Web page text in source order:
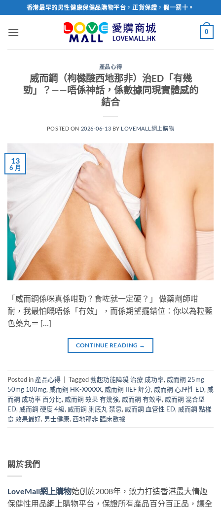
to
content
香港最早的男性健康保健品購物平台，正貨保證，假一罰十。
0
產品心得
威而鋼（枸櫞酸西地那非）治ED「有幾
勁」？——唔係神話，係數據同現實體感的
結合
POSTED ON 2026-06-13 BY LOVEMALL網上購物
13
6 月
「威而鋼係咪真係咁勁？食咗就一定硬？」 做藥劑師咁
耐，我最怕嘅唔係「冇效」，而係期望擺錯位：你以為粒藍
色藥丸＝ […]
CONTINUE READING →
Posted in 產品心得 Tagged勃起功能障礙 治療 成功率, 威而鋼 25mg
50mg 100mg, 威而鋼 HK-XXXXX, 威而鋼 IIEF 評分, 威而鋼 心理性 ED, 威
而鋼 成功率 百分比, 威而鋼 效果 有幾強, 威而鋼 有效率, 威而鋼 混合型
ED, 威而鋼 硬度 4級, 威而鋼 脷底丸 禁忌, 威而鋼 血管性 ED, 威而鋼 點樣
食 效果最好, 男士健康, 西地那非 臨床數據
關於我們
LoveMall網上購物始創於2008年，致力打造香港最大情趣
保健性用品網上購物平台，保證所有產品百分百正品，讓全